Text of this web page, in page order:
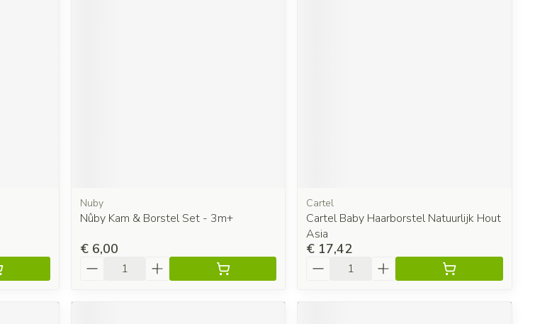
Nuby
Nûby Kam & Borstel Set - 3m+
€ 6,00
Cartel
Cartel Baby Haarborstel Natuurlijk Hout
Asia
€ 17,42